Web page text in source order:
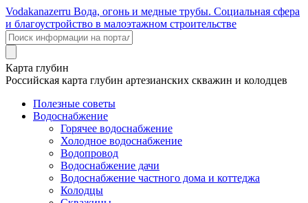
Vodakanazerru Вода, огонь и медные трубы. Социальная сфера
и благоустройство в малоэтажном строительстве
Карта глубин
Российская карта глубин артезианских скважин и колодцев
Полезные советы
Водоснабжение
Горячее водоснабжение
Холодное водоснабжение
Водопровод
Водоснабжение дачи
Водоснабжение частного дома и коттеджа
Колодцы